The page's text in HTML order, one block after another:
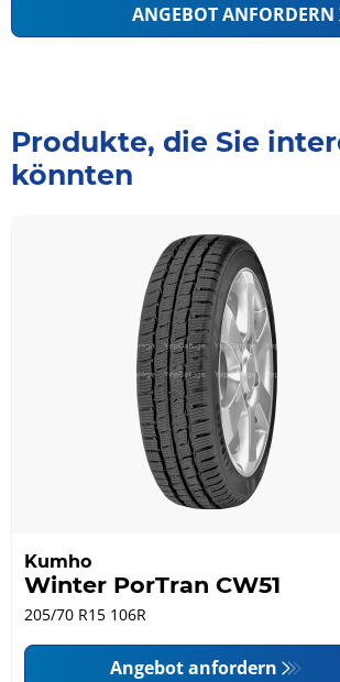
ANGEBOT ANFORDERN
Produkte, die Sie
könnten
Kumho
Winter PorTran CW51
205/70 R15 106R
Angebot anfordern